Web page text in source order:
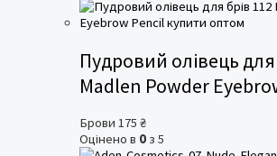
Пудровий олівець для
Madlen Powder
Брови 175 ₴
Оцінено в 0 з 5